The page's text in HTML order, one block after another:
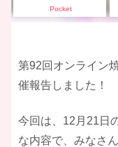
Pocket
第92回オンライン
催報告しました！
今回は、12月21日
な内容で、みなさ